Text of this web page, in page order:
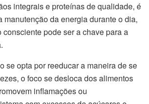
integrais e proteínas de qualidade, é
manutenção da energia durante o dia,
pode ser a chave para a
se opta por reeducar a maneira de se
o foco se desloca dos alimentos
inflamações ou